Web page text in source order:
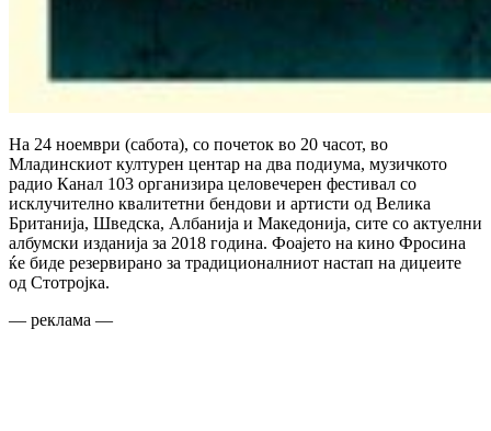
На 24 ноември (сабота), со почеток во 20 часот, во
Младинскиот културен центар на два подиума, музичкото
радио Канал 103 организира целовечерен фестивал со
исклучително квалитетни бендови и артисти од Велика
Британија, Шведска, Албанија и Македонија, сите со актуелни
албумски изданија за 2018 година. Фоајето на кино Фросина
ќе биде резервирано за традиционалниот настап на диџеите
од Стотројка.
— реклама —